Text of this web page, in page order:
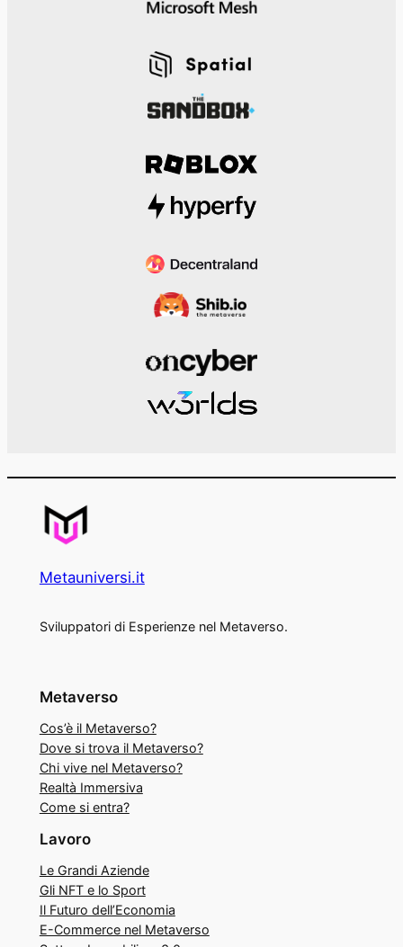
Metauniversi.it
Sviluppatori di Esperienze nel Metaverso.
Metaverso
Cos’è il Metaverso?
Dove si trova il Metaverso?
Chi vive nel Metaverso?
Realtà Immersiva
Come si entra?
Lavoro
Le Grandi Aziende
Gli NFT e lo Sport
Il Futuro dell’Economia
E-Commerce nel Metaverso